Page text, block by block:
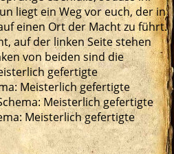
liegt ein Weg vor euch, der in
einen Ort der Macht zu führt.
auf der linken Seite stehen
von beiden sind die
gefertigte
Meisterlich gefertigte
Meisterlich gefertigte
Meisterlich gefertigte